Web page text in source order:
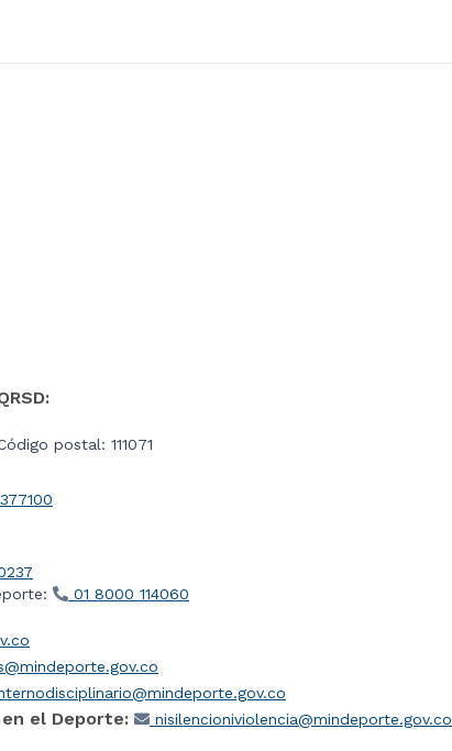
postal: 111071
01 8000 114060
en el Deporte: nisilencioniviolencia@mindeporte.gov.co